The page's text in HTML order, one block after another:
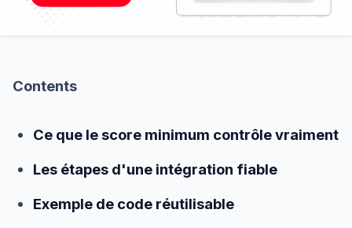
Contents
Ce que le score minimum contrôle vraiment
Les étapes d'une intégration fiable
Exemple de code réutilisable